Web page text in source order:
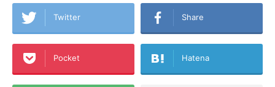
Twitter Share
Pocket Hatena